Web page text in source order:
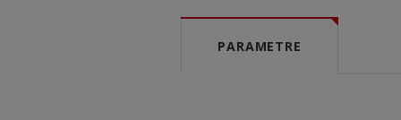
PARAMETRE